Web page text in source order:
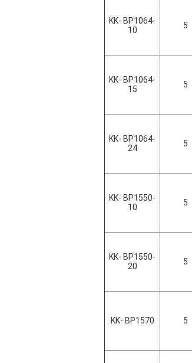
5
KK- BP1064-
10
5
KK- BP1064-
15
5
KK- BP1064-
24
5
KK- BP1550-
10
5
KK- BP1550-
20
5
KK- BP1570